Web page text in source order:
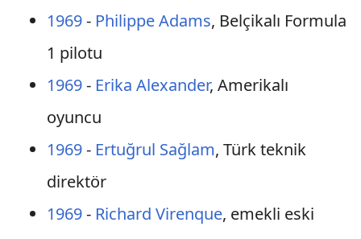
1969- Philippe Adams, Belçikalı Formula
1 pilotu
1969- Erika Alexander, Amerikalı
oyuncu
1969- Ertuğrul Sağlam, Türk teknik
direktör
1969- Richard Virenque, emekli eski